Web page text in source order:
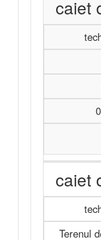
caiet
caiet
Terenul